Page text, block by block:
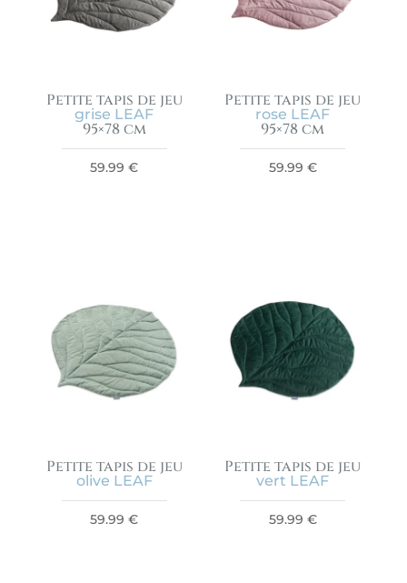
Petite tapis de jeu
grise LEAF
95×78 cm
59.99€
Petite tapis de jeu
rose LEAF
95×78 cm
59.99 €
Petite tapis de jeu
olive LEAF
59.99€
Petite tapis de jeu
vert LEAF
59.99 €